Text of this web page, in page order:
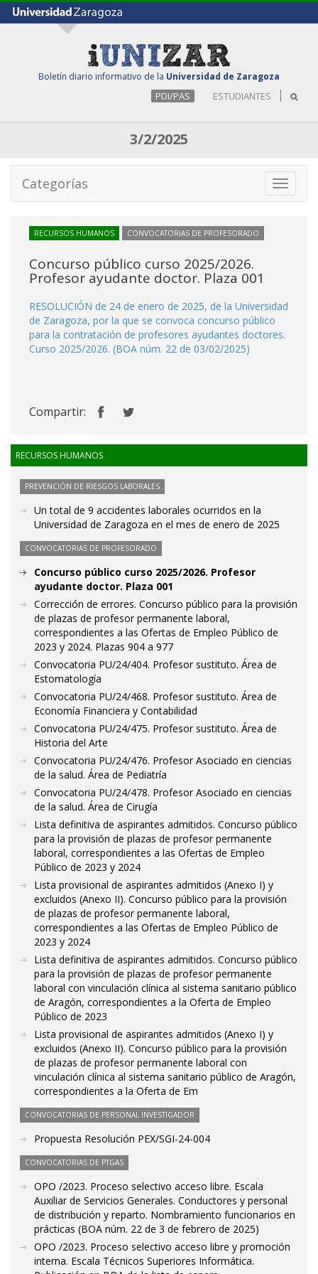
Boletín diario informativo de la Universidad de Zaragoza
PDI/PAS ESTUDIANTES
3/2/2025
Toggle
Categorías
RECURSOS HUMANOS CONVOCATORIAS DE PROFESORADO
Concurso público curso 2025/2026.
Profesor ayudante doctor. Plaza 001
RESOLUCIÓN de 24 de enero de 2025, de la Universidad
de Zaragoza, por la que se convoca concurso público
para la contratación de profesores ayudantes doctores.
Curso 2025/2026. (BOA núm. 22 de 03/02/2025)
Compartir:
RECURSOS HUMANOS
PREVENCIÓN DE RIESGOS LABORALES
Un total de 9 accidentes laborales ocurridos en la
Universidad de Zaragoza en el mes de enero de 2025
CONVOCATORIAS DE PROFESORADO
Concurso público curso 2025/2026. Profesor
ayudante doctor. Plaza 001
Corrección de errores. Concurso público para la provisión
de plazas de profesor permanente laboral,
correspondientes a las Ofertas de Empleo Público de
2023 y 2024. Plazas 904 a 977
Convocatoria PU/24/404. Profesor sustituto. Área de
Estomatología
Convocatoria PU/24/468. Profesor sustituto. Área de
Economía Financiera y Contabilidad
Convocatoria PU/24/475. Profesor sustituto. Área de
Historia del Arte
Convocatoria PU/24/476. Profesor Asociado en ciencias
de la salud. Área de Pediatría
Convocatoria PU/24/478. Profesor Asociado en ciencias
de la salud. Área de Cirugía
Lista definitiva de aspirantes admitidos. Concurso público
para la provisión de plazas de profesor permanente
laboral, correspondientes a las Ofertas de Empleo
Público de 2023 y 2024
Lista provisional de aspirantes admitidos (Anexo I) y
excluidos (Anexo II). Concurso público para la provisión
de plazas de profesor permanente laboral,
correspondientes a las Ofertas de Empleo Público de
2023 y 2024
Lista definitiva de aspirantes admitidos. Concurso público
para la provisión de plazas de profesor permanente
laboral con vinculación clínica al sistema sanitario público
de Aragón, correspondientes a la Oferta de Empleo
Público de 2023
Lista provisional de aspirantes admitidos (Anexo I) y
excluidos (Anexo II). Concurso público para la provisión
de plazas de profesor permanente laboral con
vinculación clínica al sistema sanitario público de Aragón,
correspondientes a la Oferta de Em
CONVOCATORIAS DE PERSONAL INVESTIGADOR
Propuesta Resolución PEX/SGI-24-004
CONVOCATORIAS DE PTGAS
OPO /2023. Proceso selectivo acceso libre. Escala
Auxiliar de Servicios Generales. Conductores y personal
de distribución y reparto. Nombramiento funcionarios en
prácticas (BOA núm. 22 de 3 de febrero de 2025)
OPO /2023. Proceso selectivo acceso libre y promoción
interna. Escala Técnicos Superiores Informática.